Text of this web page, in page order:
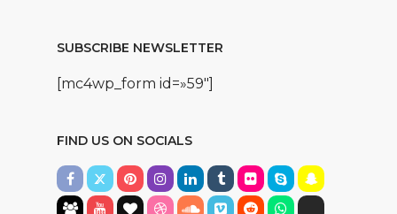
SUBSCRIBE NEWSLETTER
[mc4wp_form id=»59″]
FIND US ON SOCIALS